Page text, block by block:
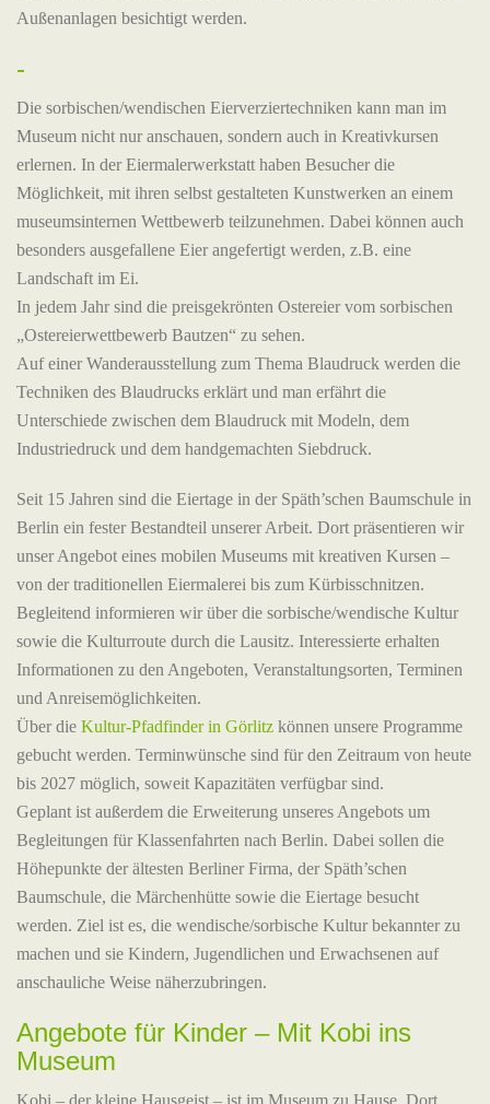
Außenanlagen besichtigt werden.
-
Die sorbischen/wendischen Eierverziertechniken kann man im
Museum nicht nur anschauen, sondern auch in Kreativkursen
erlernen. In der Eiermalerwerkstatt haben Besucher die
Möglichkeit, mit ihren selbst gestalteten Kunstwerken an einem
museumsinternen Wettbewerb teilzunehmen. Dabei können auch
besonders ausgefallene Eier angefertigt werden, z.B. eine
Landschaft im Ei.
In jedem Jahr sind die preisgekrönten Ostereier vom sorbischen
„Ostereierwettbewerb Bautzen“ zu sehen.
Auf einer Wanderausstellung zum Thema Blaudruck werden die
Techniken des Blaudrucks erklärt und man erfährt die
Unterschiede zwischen dem Blaudruck mit Modeln, dem
Industriedruck und dem handgemachten Siebdruck.
Seit 15 Jahren sind die Eiertage in der Späth’schen Baumschule in
Berlin ein fester Bestandteil unserer Arbeit. Dort präsentieren wir
unser Angebot eines mobilen Museums mit kreativen Kursen –
von der traditionellen Eiermalerei bis zum Kürbisschnitzen.
Begleitend informieren wir über die sorbische/wendische Kultur
sowie die Kulturroute durch die Lausitz. Interessierte erhalten
Informationen zu den Angeboten, Veranstaltungsorten, Terminen
und Anreisemöglichkeiten.
Über die Kultur-Pfadfinder in Görlitz können unsere Programme
gebucht werden. Terminwünsche sind für den Zeitraum von heute
bis 2027 möglich, soweit Kapazitäten verfügbar sind.
Geplant ist außerdem die Erweiterung unseres Angebots um
Begleitungen für Klassenfahrten nach Berlin. Dabei sollen die
Höhepunkte der ältesten Berliner Firma, der Späth’schen
Baumschule, die Märchenhütte sowie die Eiertage besucht
werden. Ziel ist es, die wendische/sorbische Kultur bekannter zu
machen und sie Kindern, Jugendlichen und Erwachsenen auf
anschauliche Weise näherzubringen.
Angebote für Kinder – Mit Kobi ins
Museum
Kobi – der kleine Hausgeist – ist im Museum zu Hause. Dort